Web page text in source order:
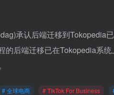
承认后端迁移到Tokopedia
后端迁移已在Tokopedia系
# 全球电商 # TikTok For Business